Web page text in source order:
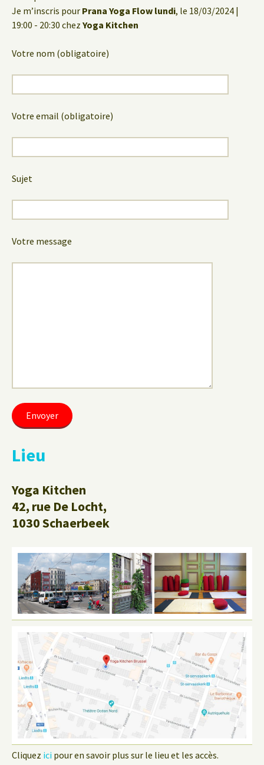
Je m’inscris pour Prana Yoga Flow lundi, le 18/03/2024 |
19:00 - 20:30 chez Yoga Kitchen
Votre nom (obligatoire)
Votre email (obligatoire)
Sujet
Votre message
Lieu
Yoga Kitchen
42, rue De Locht,
1030 Schaerbeek
Cliquez ici pour en savoir plus sur le lieu et les accès.